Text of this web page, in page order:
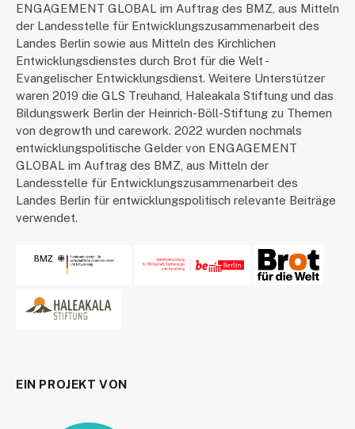
ENGAGEMENT GLOBAL im Auftrag des BMZ, aus Mitteln
der Landesstelle für Entwicklungszusammenarbeit des
Landes Berlin sowie aus Mitteln des Kirchlichen
Entwicklungsdienstes durch Brot für die Welt -
Evangelischer Entwicklungsdienst. Weitere Unterstützer
waren 2019 die GLS Treuhand, Haleakala Stiftung und das
Bildungswerk Berlin der Heinrich-Böll-Stiftung zu Themen
von degrowth und carework. 2022 wurden nochmals
entwicklungspolitische Gelder von ENGAGEMENT
GLOBAL im Auftrag des BMZ, aus Mitteln der
Landesstelle für Entwicklungszusammenarbeit des
Landes Berlin für entwicklungspolitisch relevante Beiträge
verwendet.
EIN PROJEKT VON